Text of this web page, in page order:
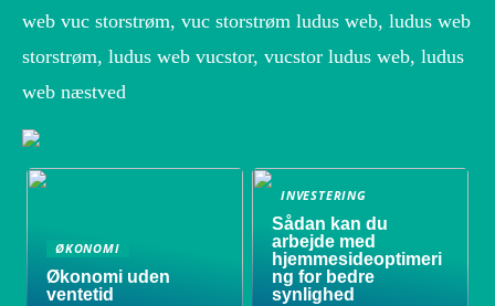
web vuc storstrøm, vuc storstrøm ludus web, ludus web
storstrøm, ludus web vucstor, vucstor ludus web, ludus
web næstved
ØKONOMI
Økonomi uden
ventetid
INVESTERING
Sådan kan du
arbejde med
hjemmesideoptimeri
ng for bedre
synlighed